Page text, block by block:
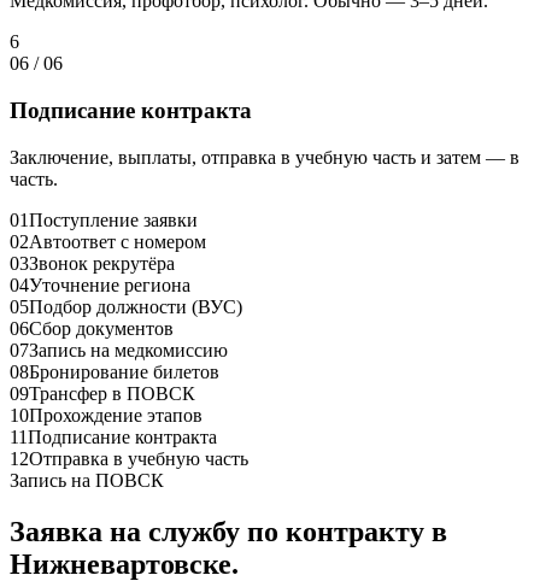
6
06 /06
Подписание контракта
Заключение, выплаты, отправка в учебную часть и затем — в
часть.
01Поступление заявки
02Автоответ с номером
03Звонок рекрутёра
04Уточнение региона
05Подбор должности (ВУС)
06Сбор документов
07Запись на медкомиссию
08Бронирование билетов
09Трансфер в ПОВСК
10Прохождение этапов
11Подписание контракта
12Отправка в учебную часть
Запись на ПОВСК
Заявка на службу по контракту в
Нижневартовске.